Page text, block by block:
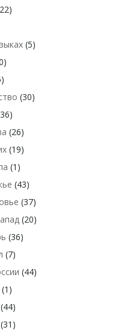
(5)
(30)
(26)
(19)
(1)
(43)
(37)
(20)
(36)
(7)
(44)
(1)
(31)